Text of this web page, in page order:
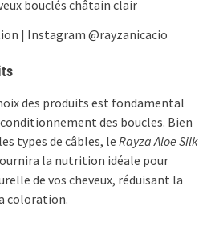
| Instagram @rayzanicacio
des produits est fondamental
des boucles. Bien
types de câbles, le Rayza Aloe Silk
la nutrition idéale pour
de vos cheveux, réduisant la
coloration.